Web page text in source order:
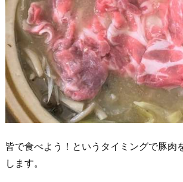
皆で食べよう！というタイミングで豚肉
します。